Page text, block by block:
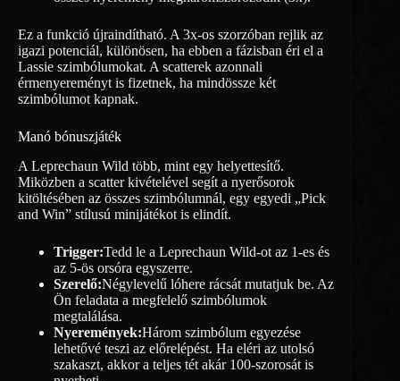
Ez a funkció újraindítható. A 3x-os szorzóban rejlik az
igazi potenciál, különösen, ha ebben a fázisban éri el a
Lassie szimbólumokat. A scatterek azonnali
érmenyereményt is fizetnek, ha mindössze két
szimbólumot kapnak.
Manó bónuszjáték
A Leprechaun Wild több, mint egy helyettesítő.
Miközben a scatter kivételével segít a nyerősorok
kitöltésében az összes szimbólumnál, egy egyedi „Pick
and Win” stílusú minijátékot is elindít.
Trigger:Tedd le a Leprechaun Wild-ot az 1-es és
az 5-ös orsóra egyszerre.
Szerelő:Négylevelű lóhere rácsát mutatjuk be. Az
Ön feladata a megfelelő szimbólumok
megtalálása.
Nyeremények:Három szimbólum egyezése
lehetővé teszi az előrelépést. Ha eléri az utolsó
szakaszt, akkor a teljes tét akár 100-szorosát is